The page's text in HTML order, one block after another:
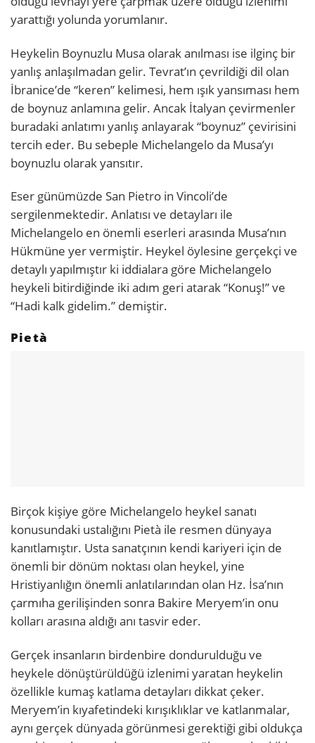
yarattığı yolunda yorumlanır.
Heykelin Boynuzlu Musa olarak anılması ise ilginç bir
yanlış anlaşılmadan gelir. Tevrat’ın çevrildiği dil olan
İbranice’de “keren” kelimesi, hem ışık yansıması hem
de boynuz anlamına gelir. Ancak İtalyan çevirmenler
buradaki anlatımı yanlış anlayarak “boynuz” çevirisini
tercih eder. Bu sebeple Michelangelo da Musa’yı
boynuzlu olarak yansıtır.
Eser günümüzde San Pietro in Vincoli’de
sergilenmektedir. Anlatısı ve detayları ile
Michelangelo en önemli eserleri arasında Musa’nın
Hükmüne yer vermiştir. Heykel öylesine gerçekçi ve
detaylı yapılmıştır ki iddialara göre Michelangelo
heykeli bitirdiğinde iki adım geri atarak “Konuş!” ve
“Hadi kalk gidelim.” demiştir.
Pietà
Birçok kişiye göre Michelangelo heykel sanatı
konusundaki ustalığını Pietà ile resmen dünyaya
kanıtlamıştır. Usta sanatçının kendi kariyeri için de
önemli bir dönüm noktası olan heykel, yine
Hristiyanlığın önemli anlatılarından olan Hz. İsa’nın
çarmıha gerilişinden sonra Bakire Meryem’in onu
kolları arasına aldığı anı tasvir eder.
Gerçek insanların birdenbire dondurulduğu ve
heykele dönüştürüldüğü izlenimi yaratan heykelin
özellikle kumaş katlama detayları dikkat çeker.
Meryem’in kıyafetindeki kırışıklıklar ve katlanmalar,
aynı gerçek dünyada görünmesi gerektiği gibi oldukça